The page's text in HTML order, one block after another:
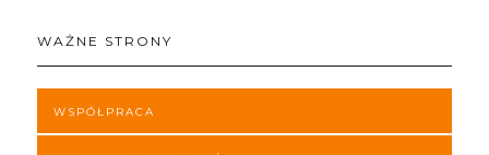
WAŻNE STRONY
WSPÓŁPRACA